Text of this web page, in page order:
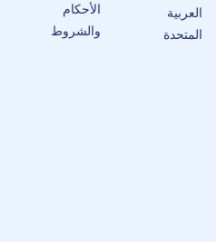
العربية
المتحدة
الأحكام
والشروط